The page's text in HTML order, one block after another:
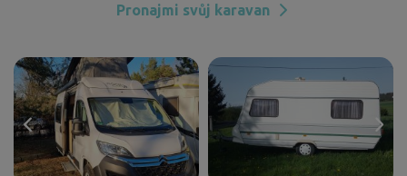
Pronajmi svůj karavan